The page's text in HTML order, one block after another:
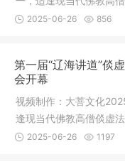
会主办，营
2025-06-26 856
第一届“辽海讲道”倓
会开幕
视频制作：大菩文化
逢现当代佛教高僧倓虚
办，营口市
2025-06-26 1197